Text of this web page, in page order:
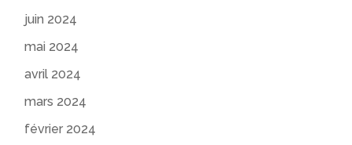
juin 2024
mai 2024
avril 2024
mars 2024
février 2024